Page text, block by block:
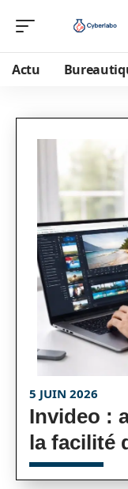
Actu
5 JUIN 2026
Invideo :
la facilité